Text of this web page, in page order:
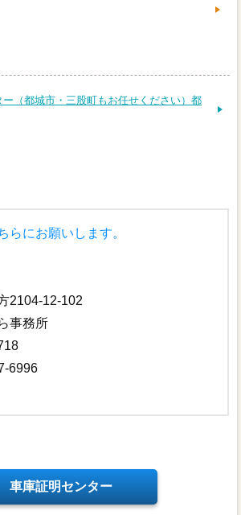
（都城市・三股町もお任せください）都
らにお願いします。
2104-12-102
事務所
6996
車庫証明センター